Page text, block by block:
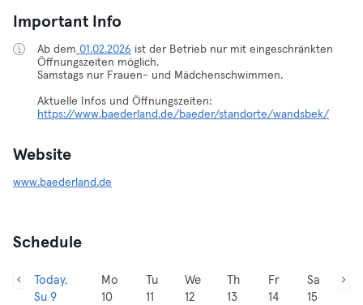
Important Info
Ab dem 01.02.2026 ist der Betrieb nur mit eingeschränkten
Öffnungszeiten möglich.
Samstags nur Frauen- und Mädchenschwimmen.
https://www.baederland.de/baeder/standorte/wandsbek/
Website
www.baederland.de
Schedule
Today,
Su 9
Mo
10
Tu
11
We
12
Th
13
Fr
14
Sa
15